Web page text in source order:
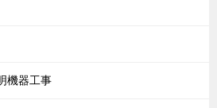
機器工事